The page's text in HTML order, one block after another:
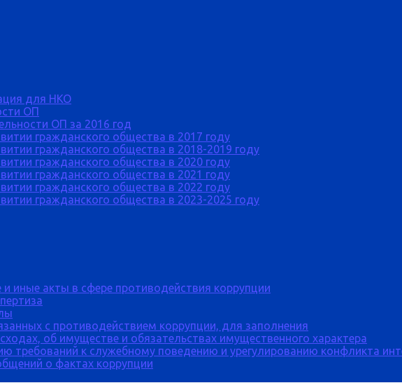
для НКО
ОП
ОП за 2016 год
гражданского общества в 2017 году
гражданского общества в 2018-2019 году
гражданского общества в 2020 году
гражданского общества в 2021 году
гражданского общества в 2022 году
гражданского общества в 2023-2025 году
иные акты в сфере противодействия коррупции
с противодействием коррупции, для заполнения
об имуществе и обязательствах имущественного характера
требований к служебному поведению и урегулированию конфликта
о фактах коррупции